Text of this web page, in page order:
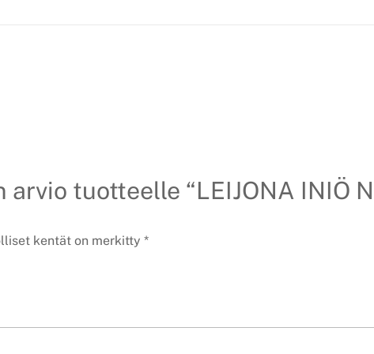
tuotteelle “LEIJONA INIÖ
kentät on merkitty*